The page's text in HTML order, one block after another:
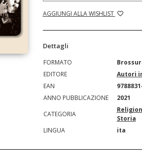
AGGIUNGI ALLA WISHLIST
Dettagli
FORMATO
EDITORE
Autori
EAN
ANNO PUBBLICAZIONE
2021
CATEGORIA
Storia
LINGUA
ita